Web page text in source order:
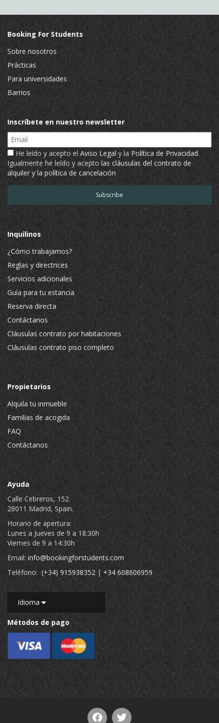
Booking For Students
Sobre nosotros
Prácticas
Para universidades
Barrios
Inscríbete en nuestro newsletter
Email
He leído y acepto el Aviso Legal y la Política de Privacidad.
Igualmente he leído y acepto las cláusulas del contrato de
alquiler y la política de cancelación
Inquilinos
¿Cómo trabajamos?
Reglas y directrices
Servicios adicionales
Guía para tu estancia
Reserva directa
Contáctanos
Cláusulas contrato por habitaciones
Cláusulas contrato piso completo
Propietarios
Alquila tu inmueble
Familias de acogida
FAQ
Contáctanos
Ayuda
Calle Cebreros, 152
28011 Madrid, Spain.
Horario de apertura:
Lunes a Jueves de 9 a 18:30h
Viernes de 9 a 14:30h
Email: info@bookingforstudents.com
Teléfono: (+34) 915938352 | +34 608606959
Idioma
Métodos de pago